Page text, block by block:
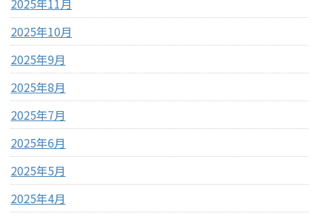
2025年10月
2025年9月
2025年8月
2025年7月
2025年6月
2025年5月
2025年4月